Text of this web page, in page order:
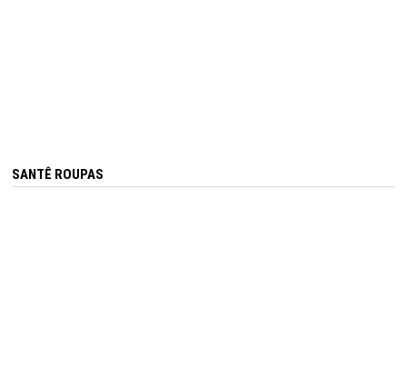
SANTÊ ROUPAS